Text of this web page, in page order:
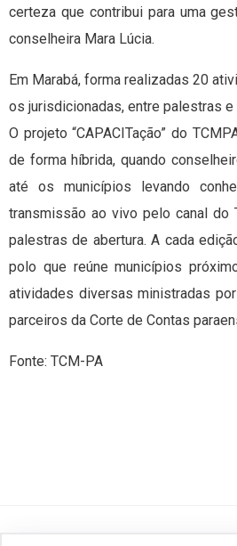
certeza que contribui para uma
conselheira Mara Lúcia.
Em Marabá, forma realizadas 20
os jurisdicionadas, entre palestras e
O projeto “CAPACITação” do
de forma híbrida, quando
até os municípios levando
transmissão ao vivo pelo canal do
palestras de abertura. A cada
polo que reúne municípios
atividades diversas ministradas
parceiros da Corte de Contas
Fonte: TCM-PA